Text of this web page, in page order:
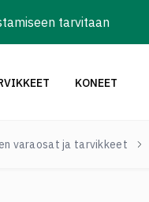
tarvitaan
KONEET
varaosat ja tarvikkeet